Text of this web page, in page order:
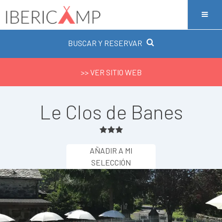
BUSCAR Y RESERVAR
>> VER SITIO WEB
Le Clos de Banes
AÑADIR A MI
SELECCIÓN